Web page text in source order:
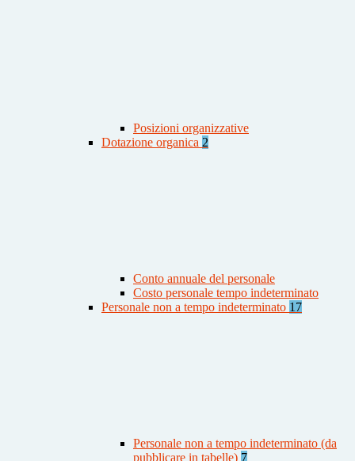
Posizioni organizzative
Dotazione organica 2
Conto annuale del personale
Costo personale tempo indeterminato
Personale non a tempo indeterminato 17
Personale non a tempo indeterminato (da
pubblicare in tabelle) 7